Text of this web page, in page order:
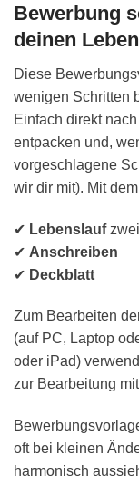
Bewerbung
deinen
Diese
wenigen Schritten
Einfach direkt
entpacken und,
vorgeschlagene
wir dir mit). Mit
✔ Lebenslauf
✔ Anschreiben
✔ Deckblatt
Zum Bearbeiten
(auf PC, Laptop
oder iPad)
zur Bearbeitung
oft bei kleinen
harmonisch